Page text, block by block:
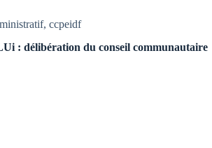
,ccpeidf
: délibération du conseil communautaire